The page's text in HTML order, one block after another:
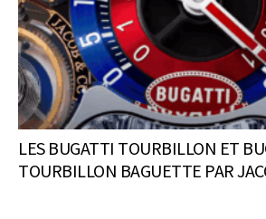
LES BUGATTI TOURBILLON ET
TOURBILLON BAGUETTE PAR